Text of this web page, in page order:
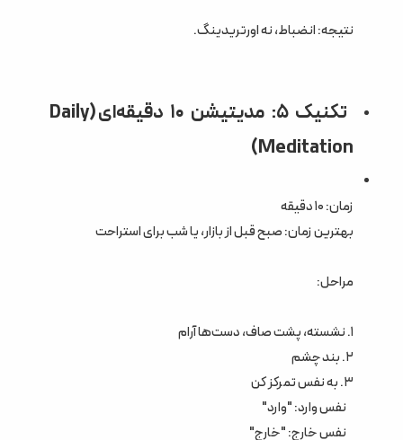
نتیجه: انضباط، نه اورتریدینگ.
تکنیک ۵: مدیتیشن ۱۰ دقیقه‌ای (Daily
Meditation)
زمان: ۱۰ دقیقه
بهترین زمان: صبح قبل از بازار، یا شب برای استراحت
مراحل:
۱. نشسته، پشت صاف، دست‌ها آرام
۲. بند چشم
۳. به نفس تمرکز کن